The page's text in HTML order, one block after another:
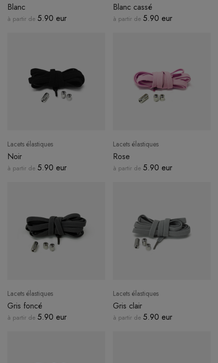
Blanc
à partir de 5.90 eur
Blanc cassé
à partir de 5.90 eur
Lacets élastiques
Noir
à partir de 5.90 eur
Lacets élastiques
Rose
à partir de 5.90 eur
Lacets élastiques
Gris foncé
à partir de 5.90 eur
Lacets élastiques
Gris clair
à partir de 5.90 eur